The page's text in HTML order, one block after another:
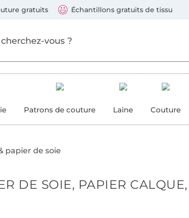
gratuits Échantillons gratuits de tissu
Patrons de couture Laine Couture
papier de soie
DE SOIE, PAPIER
suivants : Visa, Mastercard, Carte bleue,